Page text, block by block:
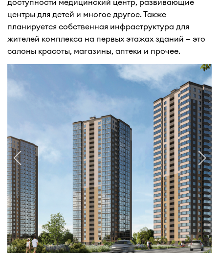
доступности медицинский центр, развивающие
центры для детей и многое другое. Также
планируется собственная инфраструктура для
жителей комплекса на первых этажах зданий — это
салоны красоты, магазины, аптеки и прочее.